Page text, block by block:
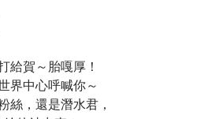
給賀～胎嘎厚！
界中心呼喊你～
絲，還是潛水君，